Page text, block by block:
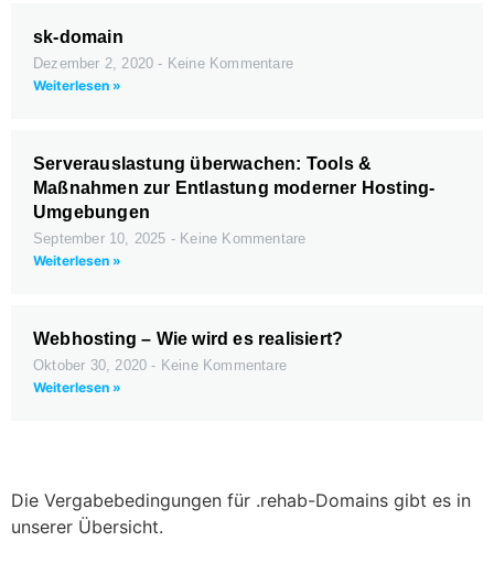
sk-domain
Dezember 2, 2020
Keine Kommentare
Weiterlesen »
Serverauslastung überwachen: Tools &
Maßnahmen zur Entlastung moderner Hosting-
Umgebungen
September 10, 2025
Keine Kommentare
Weiterlesen »
Webhosting – Wie wird es realisiert?
Oktober 30, 2020
Keine Kommentare
Weiterlesen »
Die Vergabebedingungen für .rehab-Domains gibt es in
unserer Übersicht.